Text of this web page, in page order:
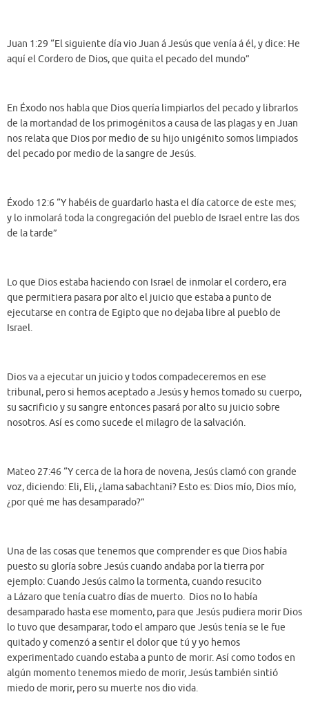
Juan 1:29 “El siguiente día vio Juan á Jesús que venía á él, y dice: He
aquí el Cordero de Dios, que quita el pecado del mundo”
En Éxodo nos habla que Dios quería limpiarlos del pecado y librarlos
de la mortandad de los primogénitos a causa de las plagas y en Juan
nos relata que Dios por medio de su hijo unigénito somos limpiados
del pecado por medio de la sangre de Jesús.
Éxodo 12:6 “Y habéis de guardarlo hasta el día catorce de este mes;
y lo inmolará toda la congregación del pueblo de Israel entre las dos
de la tarde”
Lo que Dios estaba haciendo con Israel de inmolar el cordero, era
que permitiera pasara por alto el juicio que estaba a punto de
ejecutarse en contra de Egipto que no dejaba libre al pueblo de
Israel.
Dios va a ejecutar un juicio y todos compadeceremos en ese
tribunal, pero si hemos aceptado a Jesús y hemos tomado su cuerpo,
su sacrificio y su sangre entonces pasará por alto su juicio sobre
nosotros. Así es como sucede el milagro de la salvación.
Mateo 27:46 “Y cerca de la hora de novena, Jesús clamó con grande
voz, diciendo: Eli, Eli, ¿lama sabachtani? Esto es: Dios mío, Dios mío,
¿por qué me has desamparado?”
Una de las cosas que tenemos que comprender es que Dios había
puesto su gloría sobre Jesús cuando andaba por la tierra por
ejemplo: Cuando Jesús calmo la tormenta, cuando resucito
a Lázaro que tenía cuatro días de muerto. Dios no lo había
desamparado hasta ese momento, para que Jesús pudiera morir Dios
lo tuvo que desamparar, todo el amparo que Jesús tenía se le fue
quitado y comenzó a sentir el dolor que tú y yo hemos
experimentado cuando estaba a punto de morir. Así como todos en
algún momento tenemos miedo de morir, Jesús también sintió
miedo de morir, pero su muerte nos dio vida.